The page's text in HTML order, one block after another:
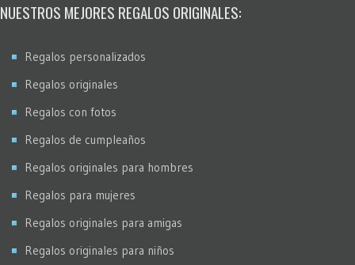
NUESTROS MEJORES REGALOS ORIGINALES:
Regalos personalizados
Regalos originales
Regalos con fotos
Regalos de cumpleaños
Regalos originales para hombres
Regalos para mujeres
Regalos originales para amigas
Regalos originales para niños